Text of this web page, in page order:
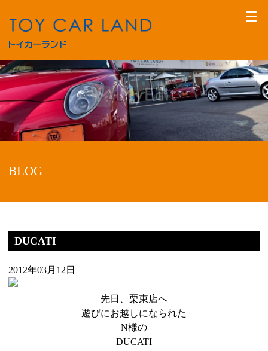
BLOG
DUCATI
2012年03月12日
先日、栗東店へ
遊びにお越しになられた
N様の
DUCATI